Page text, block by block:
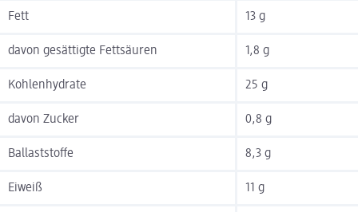
Fett 13 g
davon gesättigte Fettsäuren 1,8 g
Kohlenhydrate 25 g
davon Zucker 0,8 g
Ballaststoffe 8,3 g
Eiweiß 11 g